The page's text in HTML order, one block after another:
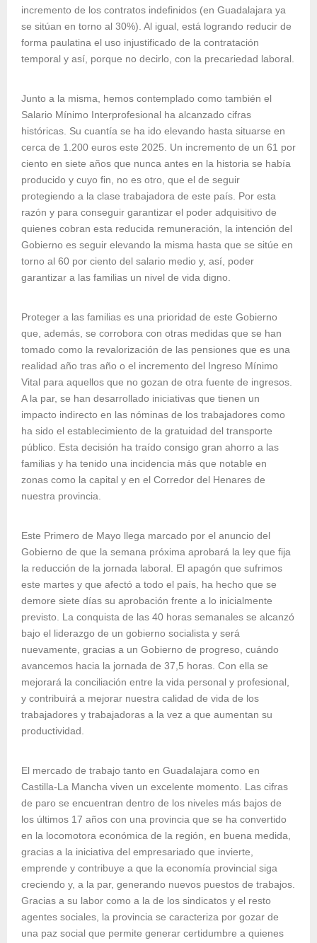
incremento de los contratos indefinidos (en Guadalajara ya
se sitúan en torno al 30%). Al igual, está logrando reducir de
forma paulatina el uso injustificado de la contratación
temporal y así, porque no decirlo, con la precariedad laboral.
Junto a la misma, hemos contemplado como también el
Salario Mínimo Interprofesional ha alcanzado cifras
históricas. Su cuantía se ha ido elevando hasta situarse en
cerca de 1.200 euros este 2025. Un incremento de un 61 por
ciento en siete años que nunca antes en la historia se había
producido y cuyo fin, no es otro, que el de seguir
protegiendo a la clase trabajadora de este país. Por esta
razón y para conseguir garantizar el poder adquisitivo de
quienes cobran esta reducida remuneración, la intención del
Gobierno es seguir elevando la misma hasta que se sitúe en
torno al 60 por ciento del salario medio y, así, poder
garantizar a las familias un nivel de vida digno.
Proteger a las familias es una prioridad de este Gobierno
que, además, se corrobora con otras medidas que se han
tomado como la revalorización de las pensiones que es una
realidad año tras año o el incremento del Ingreso Mínimo
Vital para aquellos que no gozan de otra fuente de ingresos.
A la par, se han desarrollado iniciativas que tienen un
impacto indirecto en las nóminas de los trabajadores como
ha sido el establecimiento de la gratuidad del transporte
público. Esta decisión ha traído consigo gran ahorro a las
familias y ha tenido una incidencia más que notable en
zonas como la capital y en el Corredor del Henares de
nuestra provincia.
Este Primero de Mayo llega marcado por el anuncio del
Gobierno de que la semana próxima aprobará la ley que fija
la reducción de la jornada laboral. El apagón que sufrimos
este martes y que afectó a todo el país, ha hecho que se
demore siete días su aprobación frente a lo inicialmente
previsto. La conquista de las 40 horas semanales se alcanzó
bajo el liderazgo de un gobierno socialista y será
nuevamente, gracias a un Gobierno de progreso, cuándo
avancemos hacia la jornada de 37,5 horas. Con ella se
mejorará la conciliación entre la vida personal y profesional,
y contribuirá a mejorar nuestra calidad de vida de los
trabajadores y trabajadoras a la vez a que aumentan su
productividad.
El mercado de trabajo tanto en Guadalajara como en
Castilla-La Mancha viven un excelente momento. Las cifras
de paro se encuentran dentro de los niveles más bajos de
los últimos 17 años con una provincia que se ha convertido
en la locomotora económica de la región, en buena medida,
gracias a la iniciativa del empresariado que invierte,
emprende y contribuye a que la economía provincial siga
creciendo y, a la par, generando nuevos puestos de trabajos.
Gracias a su labor como a la de los sindicatos y el resto
agentes sociales, la provincia se caracteriza por gozar de
una paz social que permite generar certidumbre a quienes